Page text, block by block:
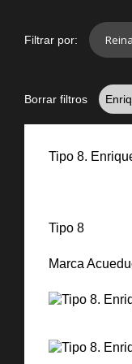
Filtrar por:
Borrar filtros
Tipo 8.
Tipo 8
Marca